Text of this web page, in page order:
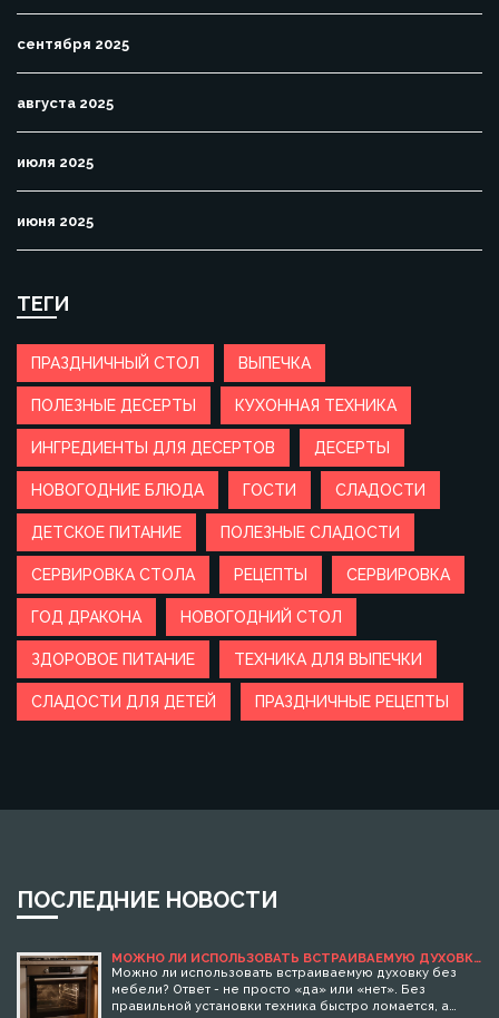
сентября 2025
августа 2025
июля 2025
июня 2025
ТЕГИ
ПРАЗДНИЧНЫЙ СТОЛ ВЫПЕЧКА
ПОЛЕЗНЫЕ ДЕСЕРТЫ КУХОННАЯ ТЕХНИКА
ИНГРЕДИЕНТЫ ДЛЯ ДЕСЕРТОВ ДЕСЕРТЫ
НОВОГОДНИЕ БЛЮДА ГОСТИ СЛАДОСТИ
ДЕТСКОЕ ПИТАНИЕ ПОЛЕЗНЫЕ СЛАДОСТИ
СЕРВИРОВКА СТОЛА РЕЦЕПТЫ СЕРВИРОВКА
ГОД ДРАКОНА НОВОГОДНИЙ СТОЛ
ЗДОРОВОЕ ПИТАНИЕ ТЕХНИКА ДЛЯ ВЫПЕЧКИ
СЛАДОСТИ ДЛЯ ДЕТЕЙ ПРАЗДНИЧНЫЕ РЕЦЕПТЫ
ПОСЛЕДНИЕ НОВОСТИ
МОЖНО ЛИ ИСПОЛЬЗОВАТЬ ВСТРАИВАЕМУЮ ДУХОВКУ
БЕЗ МЕБЕЛИ? ПРАКТИЧЕСКИЕ СОВЕТЫ И РИСКИ
Можно ли использовать встраиваемую духовку без
мебели? Ответ - не просто «да» или «нет». Без
правильной установки техника быстро ломается, а